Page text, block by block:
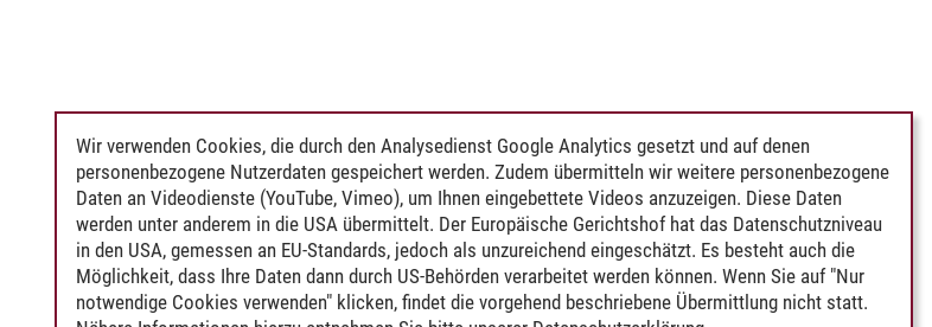
Wir verwenden Cookies, die durch den Analysedienst Google Analytics gesetzt und auf denen
personenbezogene Nutzerdaten gespeichert werden. Zudem übermitteln wir weitere personenbezogene
Daten an Videodienste (YouTube, Vimeo), um Ihnen eingebettete Videos anzuzeigen. Diese Daten
werden unter anderem in die USA übermittelt. Der Europäische Gerichtshof hat das Datenschutzniveau
in den USA, gemessen an EU-Standards, jedoch als unzureichend eingeschätzt. Es besteht auch die
Möglichkeit, dass Ihre Daten dann durch US-Behörden verarbeitet werden können. Wenn Sie auf "Nur
notwendige Cookies verwenden" klicken, findet die vorgehend beschriebene Übermittlung nicht statt.